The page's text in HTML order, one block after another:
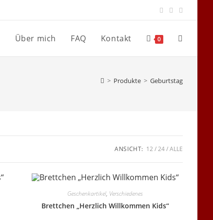
Über mich FAQ Kontakt 0 Website-
> Produkte > Geburtstag
ANSICHT: 12 24 ALLE
Geschenkartikel, Verschiedenes
Brettchen „Herzlich Willkommen Kids“